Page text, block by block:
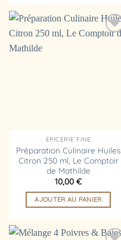
Ajouter
EPICERIE FINE
Préparation Culinaire Huiles
Citron 250 ml, Le Comptoir
de Mathilde
10,00 €
AJOUTER AU PANIER